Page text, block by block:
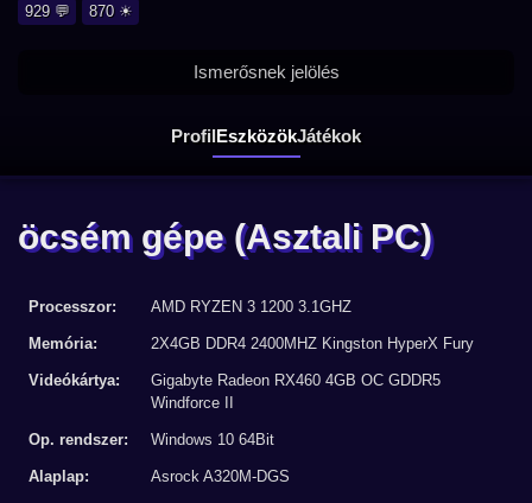
929 💬 870 ☀
ProfilEszközökJátékok
Ismerősnek jelölés
öcsém gépe (Asztali PC)
Processzor: AMD RYZEN 3 1200 3.1GHZ
Memória: 2X4GB DDR4 2400MHZ Kingston HyperX Fury
Videókártya:
Gigabyte Radeon RX460 4GB OC GDDR5
Windforce II
Op. rendszer: Windows 10 64Bit
Alaplap: Asrock A320M-DGS